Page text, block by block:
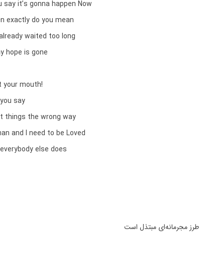
say it’s gonna happen Now
exactly do you mean
waited too long
hope is gone
your mouth!
say
things the wrong way
and I need to be Loved
else does
مجرمانه‌ای مبتذل است